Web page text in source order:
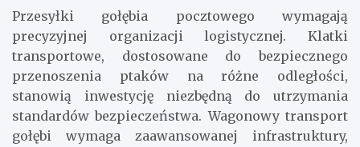
Przesyłki gołębia pocztowego wymagają
precyzyjnej organizacji logistycznej. Klatki
transportowe, dostosowane do bezpiecznego
przenoszenia ptaków na różne odległości,
stanowią inwestycję niezbędną do utrzymania
standardów bezpieczeństwa. Wagonowy transport
gołębi wymaga zaawansowanej infrastruktury,